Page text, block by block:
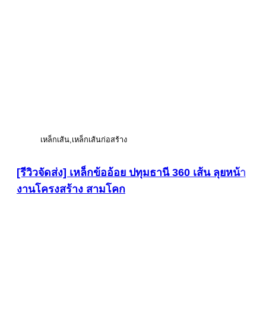
เหล็กเส้น เหล็กเส้นก่อสร้าง
[รีวิวจัดส่ง] เหล็กข้ออ้อย ปทุมธานี 360 เส้น ลุยหน้า
งานโครงสร้าง สามโคก